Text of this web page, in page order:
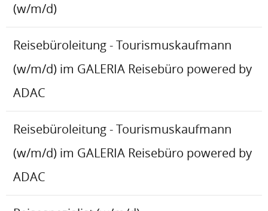
(w/m/d)
Reisebüroleitung - Tourismuskaufmann
(w/m/d) im GALERIA Reisebüro powered by
ADAC
Reisebüroleitung - Tourismuskaufmann
(w/m/d) im GALERIA Reisebüro powered by
ADAC